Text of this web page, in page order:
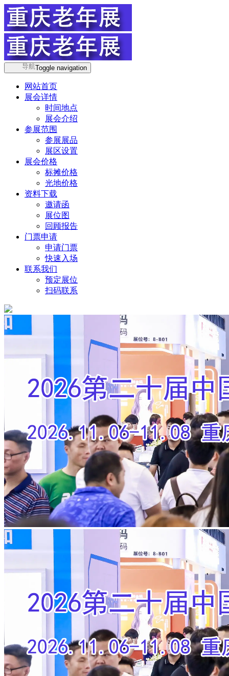
导航Toggle navigation
网站首页
展会详情
时间地点
展会介绍
参展范围
参展展品
展区设置
展会价格
标摊价格
光地价格
资料下载
邀请函
展位图
回顾报告
门票申请
申请门票
快速入场
联系我们
预定展位
扫码联系